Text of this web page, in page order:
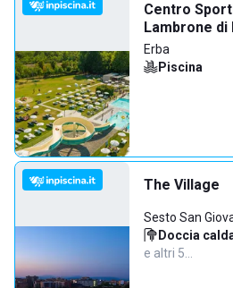
Centro
Lambrone di
Erba
Piscina
The Village
Sesto San
Doccia
e altri 5…